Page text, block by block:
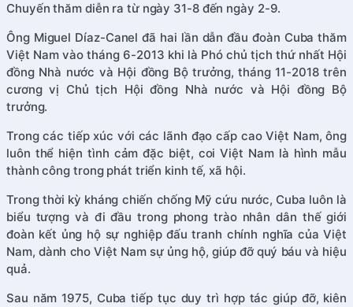
Chuyến thăm diễn ra từ ngày 31-8 đến ngày 2-9.
Ông Miguel Díaz-Canel đã hai lần dẫn đầu đoàn Cuba thăm
Việt Nam vào tháng 6-2013 khi là Phó chủ tịch thứ nhất Hội
đồng Nhà nước và Hội đồng Bộ trưởng, tháng 11-2018 trên
cương vị Chủ tịch Hội đồng Nhà nước và Hội đồng Bộ
trưởng.
Trong các tiếp xúc với các lãnh đạo cấp cao Việt Nam, ông
luôn thể hiện tình cảm đặc biệt, coi Việt Nam là hình mẫu
thành công trong phát triển kinh tế, xã hội.
Trong thời kỳ kháng chiến chống Mỹ cứu nước, Cuba luôn là
biểu tượng và đi đầu trong phong trào nhân dân thế giới
đoàn kết ủng hộ sự nghiệp đấu tranh chính nghĩa của Việt
Nam, dành cho Việt Nam sự ủng hộ, giúp đỡ quý báu và hiệu
quả.
Sau năm 1975, Cuba tiếp tục duy trì hợp tác giúp đỡ, kiên